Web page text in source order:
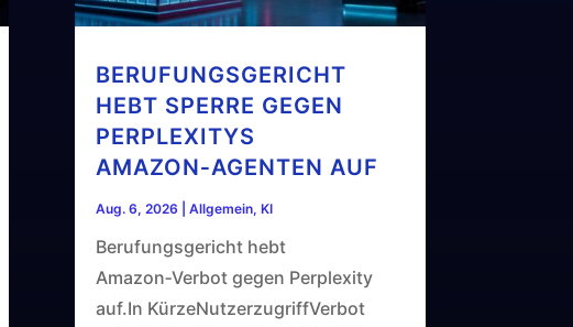
BERUFUNGSGERICHT
HEBT SPERRE GEGEN
PERPLEXITYS
AMAZON‑AGENTEN AUF
Aug. 6, 2026 Allgemein, KI
Berufungsgericht hebt
Amazon‑Verbot gegen Perplexity
auf.In KürzeNutzerzugriffVerbot